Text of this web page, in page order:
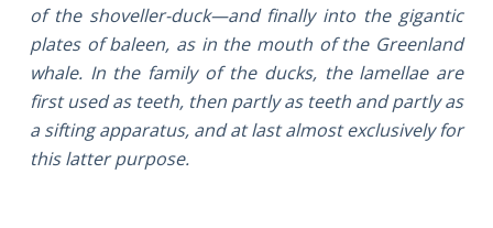
of the shoveller-duck—and finally into the gigantic
plates of baleen, as in the mouth of the Greenland
whale. In the family of the ducks, the lamellae are
first used as teeth, then partly as teeth and partly as
a sifting apparatus, and at last almost exclusively for
this latter purpose.